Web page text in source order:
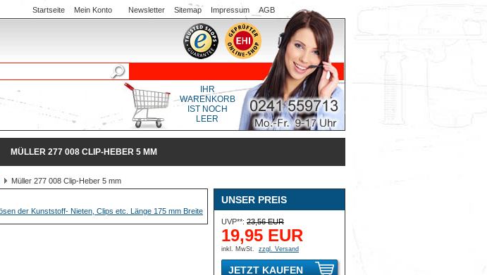
Startseite Mein Konto Newsletter Sitemap Impressum AGB
IHR
WARENKORB
IST NOCH
LEER
MÜLLER 277 008 CLIP-HEBER 5 MM
Müller 277 008 Clip-Heber 5 mm
UNSER PREIS
UVP**: 23,56 EUR
19,95 EUR
inkl. MwSt. zzgl. Versand
JETZT KAUFEN